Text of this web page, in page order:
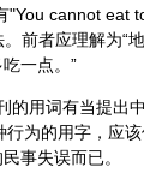
"You cannot eat
前者应理解为“
一点。”
用词有当提出
为的用字，应
事失误而已。